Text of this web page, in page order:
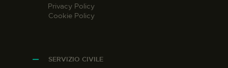
Privacy Policy
Cookie Policy
SERVIZIO CIVILE